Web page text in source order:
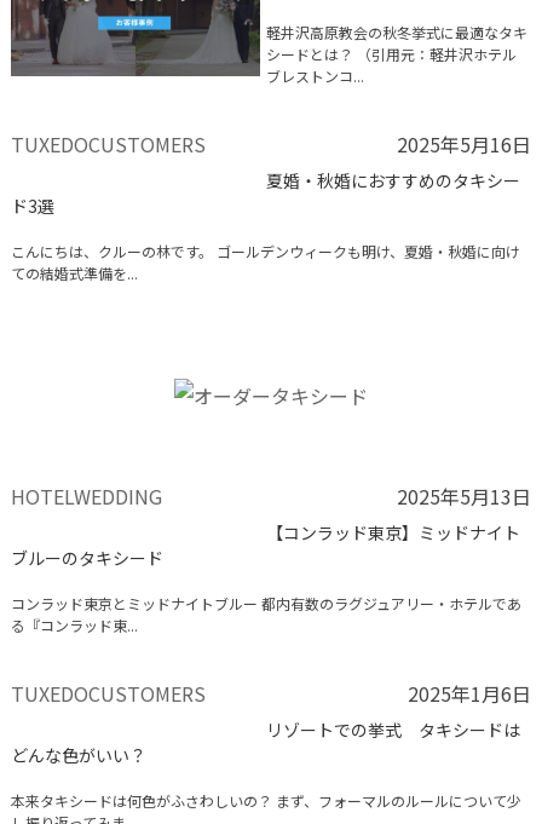
軽井沢高原教会の秋冬挙式に最適なタキ
シードとは？ （引用元：軽井沢ホテル
ブレストンコ...
TUXEDOCUSTOMERS 2025年5月16日
夏婚・秋婚におすすめのタキシー
ド3選
こんにちは、クルーの林です。 ゴールデンウィークも明け、夏婚・秋婚に向け
ての結婚式準備を...
HOTELWEDDING 2025年5月13日
【コンラッド東京】ミッドナイト
ブルーのタキシード
コンラッド東京とミッドナイトブルー 都内有数のラグジュアリー・ホテルであ
る『コンラッド東...
TUXEDOCUSTOMERS 2025年1月6日
リゾートでの挙式 タキシードは
どんな色がいい？
本来タキシードは何色がふさわしいの？ まず、フォーマルのルールについて少